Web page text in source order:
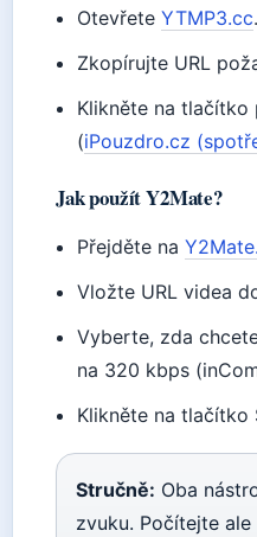
OtevřeteYTMP3.cc.
Zkopírujte URL
Klikněte na
(iPouzdro.cz
Jak použít Y2Mate?
Přejděte na
Vložte URL videa
Vyberte, zda
na 320 kbps
Klikněte na tlačítko
Stručně: Oba
zvuku. Počítejte